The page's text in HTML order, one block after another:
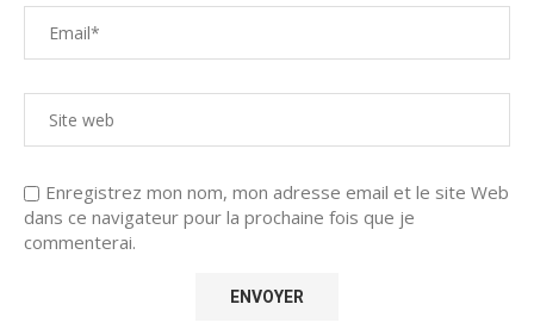
Enregistrez mon nom, mon adresse email et le site Web
dans ce navigateur pour la prochaine fois que je
commenterai.